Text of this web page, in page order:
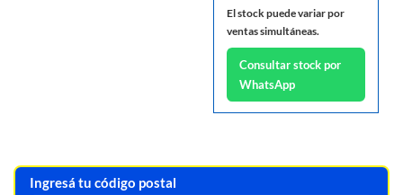
El stock puede variar por
ventas simultáneas.
Consultar stock por
WhatsApp
Ingresá tu código postal